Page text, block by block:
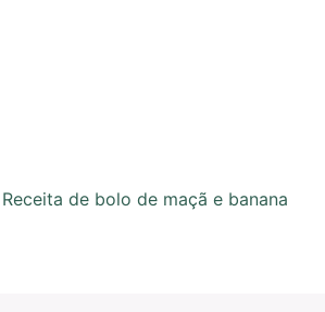
Receita de bolo de maçã e banana